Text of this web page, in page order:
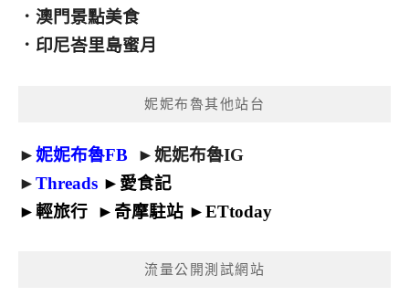
． 澳門景點美食
． 印尼峇里島蜜月
妮妮布魯其他站台
►妮妮布魯FB ►妮妮布魯IG
►Threads ► 愛食記
►輕旅行 ► 奇摩駐站 ►ETtoday
流量公開測試網站